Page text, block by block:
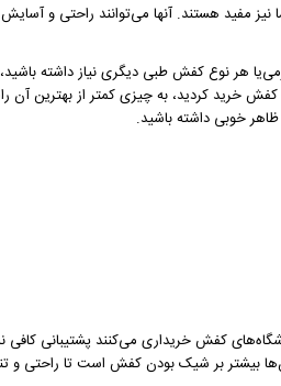
مفید هستند. آنها می‌توانند راحتی و آسایش
نوع کفش طبی دیگری نیاز داشته باشید،
کفش خرید کردید، به چیزی کمتر از بهترین آن
خوبی داشته باشید.
کفش خریداری می‌کنند پشتیبانی کافی
آن‌ها بیشتر بر شیک بودن کفش است تا راحتی